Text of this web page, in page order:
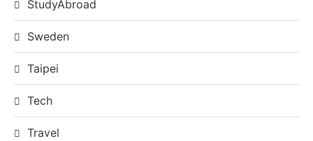
StudyAbroad
Sweden
Taipei
Tech
Travel